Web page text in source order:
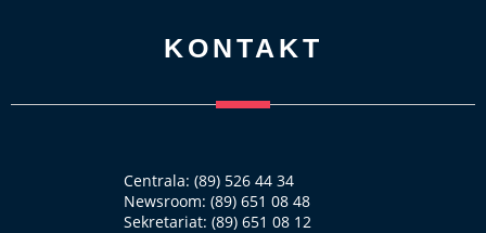
KONTAKT
Centrala: (89) 526 44 34
Newsroom: (89) 651 08 48
Sekretariat: (89) 651 08 12